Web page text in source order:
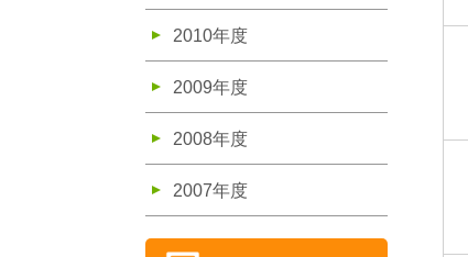
2010年度
2009年度
2008年度
2007年度